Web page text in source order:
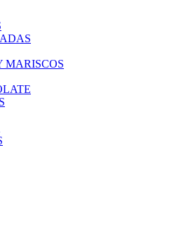
MARISCOS